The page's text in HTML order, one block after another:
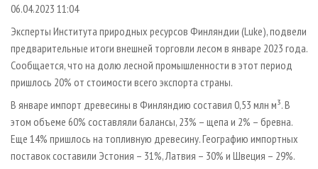
ПРОИЗВОДСТВО ДРЕВЕСНЫХ ПЛИТ
ДЕРЕВЯННОЕ ДОМОСТРОЕНИЕ
ПРОИЗВОДСТВО МЕБЕЛИ
БИОЭНЕРГЕТИКА
ЦБП
ИНСТРУМЕНТ И МАТЕРИАЛЫ
МОБИЛЬНЫЕ ВЫСТАВКИ
ОФИЦИАЛЬНЫЕ ДЕЛЕГАЦИИ
ПРИОРИТЕТНЫЕ ИНВЕСТПРОЕКТЫ
RUSSIAN FORESTRY REVIEW
ГАЗЕТА ЛЕСПРОМФОРУМ
БИБЛИОТЕКА СПЕЦИАЛИСТА
РЕКЛАМА НА САЙТЕ
06.04.2023 11:04
Эксперты Института природных ресурсов Финляндии (Luke), подвели
предварительные итоги внешней торговли лесом в январе 2023 года.
Сообщается, что на долю лесной промышленности в этот период
пришлось 20% от стоимости всего экспорта страны.
В январе импорт древесины в Финляндию составил 0,53 млн м³. В
этом объеме 60% составляли балансы, 23% – щепа и 2% – бревна.
Еще 14% пришлось на топливную древесину. Географию импортных
поставок составили Эстония – 31%, Латвия – 30% и Швеция – 29%.